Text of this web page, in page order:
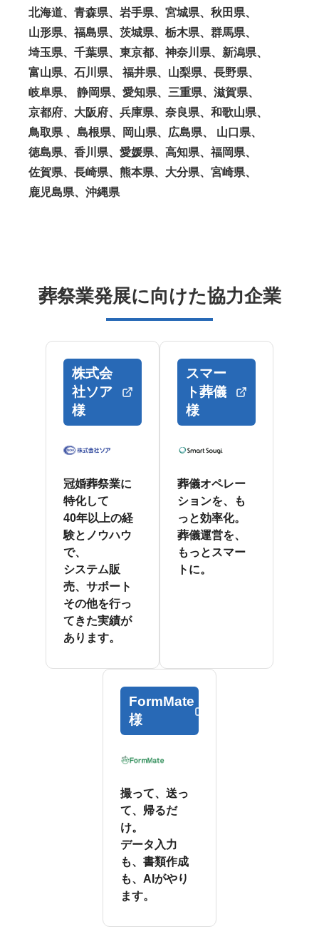
北海道、青森県、岩手県、宮城県、秋田県、
山形県、福島県、茨城県、栃木県、群馬県、
埼玉県、千葉県、東京都、神奈川県、新潟県、
富山県、石川県、 福井県、山梨県、長野県、
岐阜県、 静岡県、愛知県、三重県、滋賀県、
京都府、大阪府、兵庫県、奈良県、和歌山県、
鳥取県 、島根県、岡山県、広島県、 山口県、
徳島県、香川県、愛媛県、高知県、福岡県、
佐賀県、長崎県、熊本県、大分県、宮崎県、
鹿児島県、沖縄県
葬祭業発展に向けた協力企業
株式会
社ソア
様
冠婚葬祭業に
特化して
40年以上の経
験とノウハウ
で、
システム販
売、サポート
その他を行っ
てきた実績が
あります。
スマー
ト葬儀
様
葬儀オペレー
ションを、も
っと効率化。
葬儀運営を、
もっとスマー
トに。
FormMate
様
撮って、送っ
て、帰るだ
け。
データ入力
も、書類作成
も、AIがやり
ます。